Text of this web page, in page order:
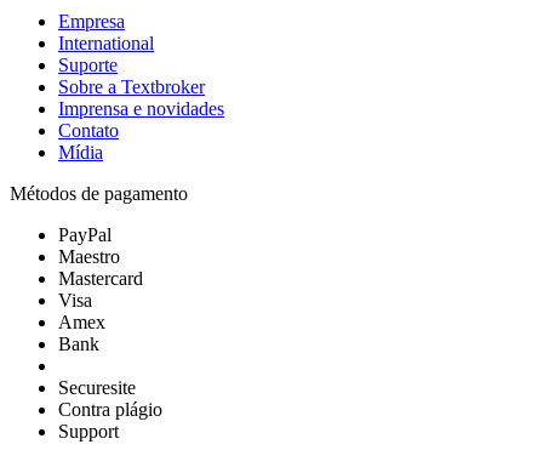
Empresa
International
Suporte
Sobre a Textbroker
Imprensa e novidades
Contato
Mídia
Métodos de pagamento
PayPal
Maestro
Mastercard
Visa
Amex
Bank
Securesite
Contra plágio
Support